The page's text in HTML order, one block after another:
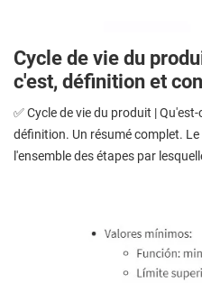
Cycle de vie du
c'est, définition et
✅ Cycle de vie du produit |
définition. Un résumé complet.
l'ensemble des étapes par